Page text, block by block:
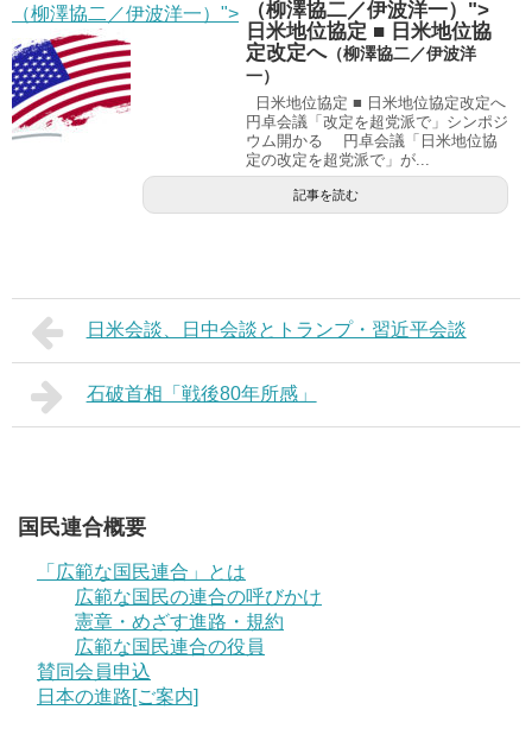
（柳澤協二／伊波洋一）">
（柳澤協二／伊波洋一）">
日米地位協定 ■ 日米地位協
定改定へ（柳澤協二／伊波洋
一）
日米地位協定 ■ 日米地位協定改定へ
円卓会議「改定を超党派で」シンポジ
ウム開かる 円卓会議「日米地位協
定の改定を超党派で」が...
記事を読む
日米会談、日中会談とトランプ・習近平会談
石破首相「戦後80年所感」
国民連合概要
「広範な国民連合」とは
広範な国民の連合の呼びかけ
憲章・めざす進路・規約
広範な国民連合の役員
賛同会員申込
日本の進路[ご案内]